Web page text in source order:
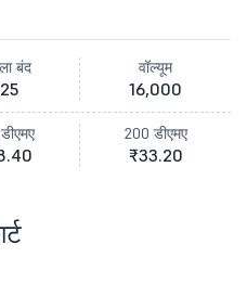
बंद वॉल्यूम
16,000
200 डीएमए
₹33.20